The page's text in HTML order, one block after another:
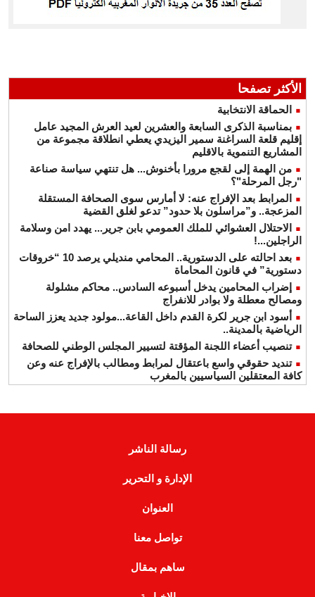
الأكثر تصفحا
الحماقة الانتخابية
بمناسبة الذكرى السابعة والعشرين لعيد العرش المجيد عامل
إقليم قلعة السراغنة سمير اليزيدي يعطي انطلاقة مجموعة من
المشاريع التنموية بالاقليم
من الهمة إلى لقجع مرورا بأخنوش... هل تنتهي سياسة صناعة
"رجل المرحلة"؟
المرابط بعد الإفراج عنه: لا أمارس سوى الصحافة المستقلة
المزعجة.. و”مراسلون بلا حدود” تدعو لغلق القضية
الاحتلال العشوائي للملك العمومي بابن جرير... يهدد امن وسلامة
الراجلين...!
بعد احالته على الدستورية.. المحامي منديلي يرصد 10 “خروقات
دستورية” في قانون المحاماة
إضراب المحامين يدخل أسبوعه السادس.. محاكم مشلولة
ومصالح معطلة ولا بوادر للانفراج
أسود ابن جرير لكرة القدم داخل القاعة...مولود جديد يعزز الساحة
الرياضية بالمدينة..
تنصيب أعضاء اللجنة المؤقتة لتسيير المجلس الوطني للصحافة
تنديد حقوقي واسع باعتقال لمرابط ومطالب بالإفراج عنه وعن
كافة المعتقلين السياسيين بالمغرب
رسالة الناشر
الإدارة و التحرير
العنوان
تواصل معنا
ساهم بمقال